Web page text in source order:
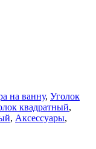
на ванну, Уголок
квадратный,
, Аксессуары,